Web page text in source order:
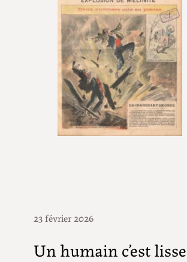
23 février 2026
Un humain c’est lisse